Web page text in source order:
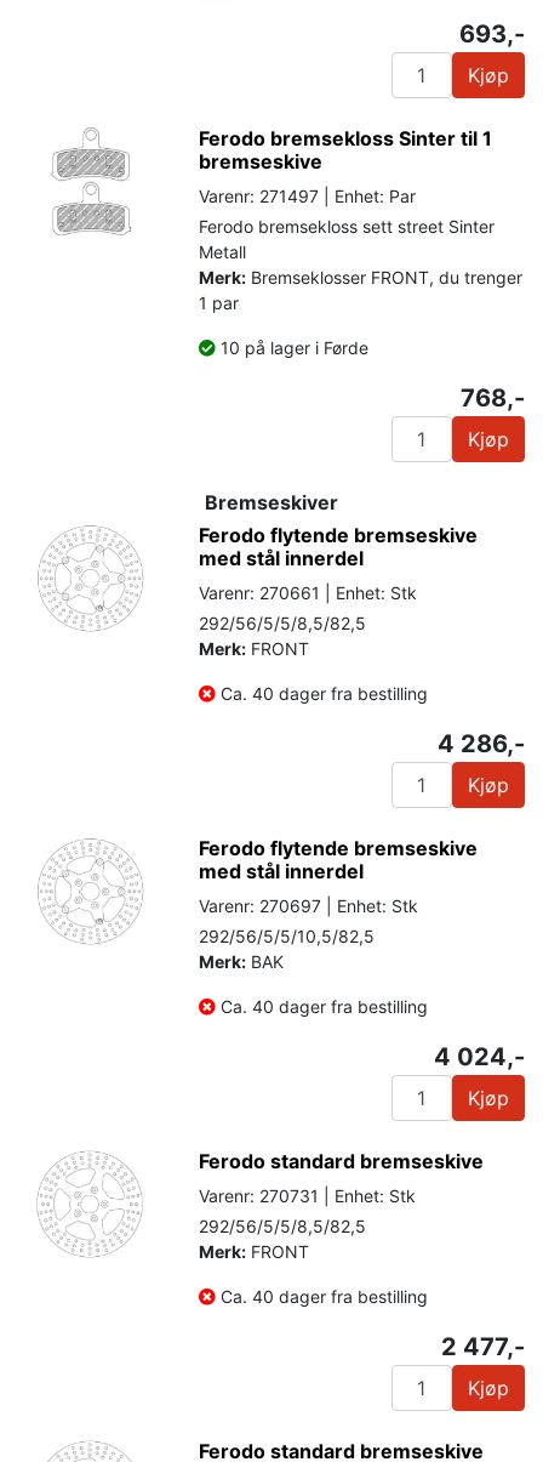
693,-
Kjøp
Ferodo bremsekloss Sinter til 1
bremseskive
Varenr: 271497 | Enhet: Par
Ferodo bremsekloss sett street Sinter
Metall
Merk: Bremseklosser FRONT, du trenger
1 par
10 på lager i Førde
768,-
Kjøp
Bremseskiver
Ferodo flytende bremseskive
med stål innerdel
Varenr: 270661 | Enhet: Stk
292/56/5/5/8,5/82,5
Merk: FRONT
Ca. 40 dager fra bestilling
4 286,-
Kjøp
Ferodo flytende bremseskive
med stål innerdel
Varenr: 270697 | Enhet: Stk
292/56/5/5/10,5/82,5
Merk: BAK
Ca. 40 dager fra bestilling
4 024,-
Kjøp
Ferodo standard bremseskive
Varenr: 270731 | Enhet: Stk
292/56/5/5/8,5/82,5
Merk: FRONT
Ca. 40 dager fra bestilling
2 477,-
Kjøp
Ferodo standard bremseskive